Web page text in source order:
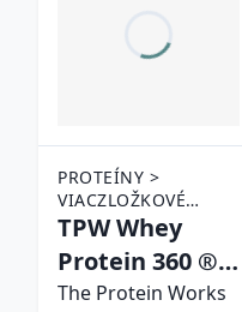
PROTEÍNY >
VIACZLOŽKOVÉ
PROTEÍNY
TPW Whey
Protein 360 ®
chocolate silk
The Protein Works